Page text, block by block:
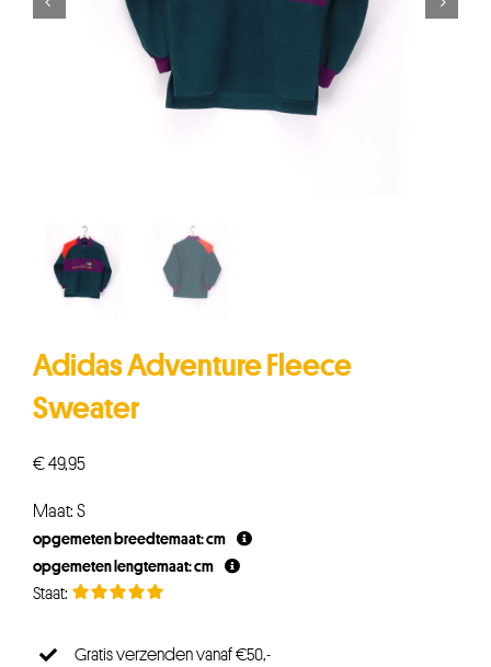
Adidas Adventure Fleece
Sweater
€49,95
Maat: S
opgemeten breedtemaat: cm
opgemeten lengtemaat: cm
Gratis verzenden vanaf €50,-